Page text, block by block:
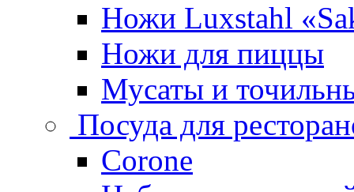
Ножи Luxstahl
Ножи для пиццы
Мусаты и
Посуда для
Corone